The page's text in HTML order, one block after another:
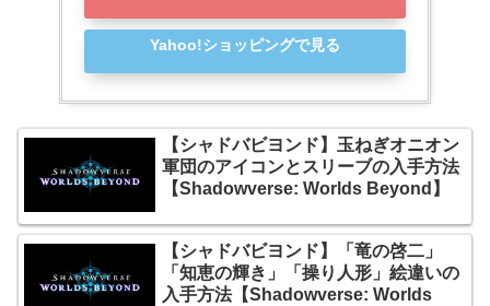
Yahoo!ショッピングで見る
【シャドバビヨンド】玉ねぎオニオン
軍団のアイコンとスリーブの入手方法
【Shadowverse: Worlds Beyond】
【シャドバビヨンド】「竜の啓二」
「知恵の輝き」「操り人形」絵違いの
入手方法【Shadowverse: Worlds